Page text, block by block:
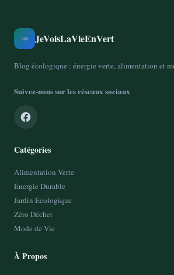
🥕 JeVoisLaVieEnVert
Blog écologique : énergie verte, alimentation et
Suivez-nous sur les réseaux sociaux
Catégories
Alimentation Verte
Énergie Durable
Jardin Écologique
Zéro Déchet
Mode de Vie
À Propos